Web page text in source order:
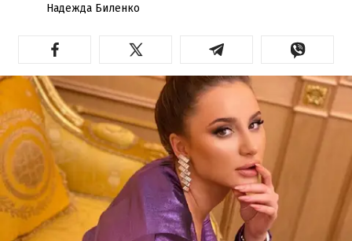
Надежда Биленко